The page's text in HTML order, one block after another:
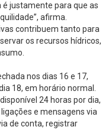
é justamente para que as
afirma.
contribuem tanto para
os recursos hídricos,
nos dias 16 e 17,
18, em horário normal.
24 horas por dia,
e mensagens via
de conta, registrar